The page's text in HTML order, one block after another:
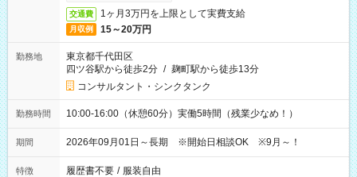
交通費 1ヶ月3万円を上限として実費支給
月収例 15～20万円
勤務地
東京都千代田区
四ツ谷駅から徒歩2分 / 麹町駅から徒歩13分
コンサルタント・シンクタンク
勤務時間 10:00-16:00（休憩60分）実働5時間（残業少なめ！）
期間 2026年09月01日～長期 ※開始日相談OK ※9月～！
特徴 履歴書不要 / 服装自由